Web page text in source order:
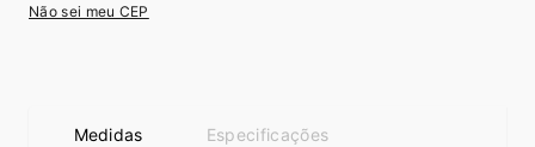
Não sei meu CEP
Medidas Especificações